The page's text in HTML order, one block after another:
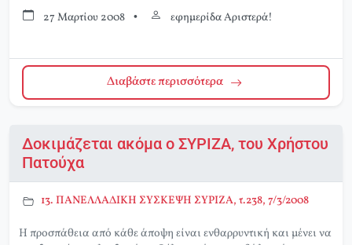
27 Μαρτίου 2008 • εφημερίδα Αριστερά!
Διαβάστε περισσότερα
Δοκιμάζεται ακόμα ο ΣΥΡΙΖΑ, του Χρήστου
Πατούχα
13. ΠΑΝΕΛΛΑΔΙΚΗ ΣΥΣΚΕΨΗ ΣΥΡΙΖΑ, τ.238, 7/3/2008
Η προσπάθεια από κάθε άποψη είναι ενθαρρυντική και μένει να